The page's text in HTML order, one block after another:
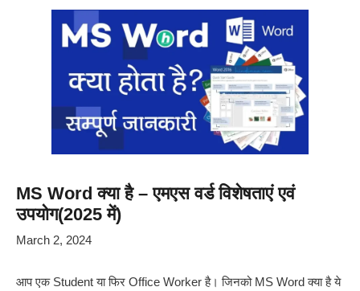
MS Word क्या है – एमएस वर्ड विशेषताएं एवं
उपयोग(2025 में)
March 2, 2024
आप एक Student या फिर Office Worker है। जिनको MS Word क्या है ये